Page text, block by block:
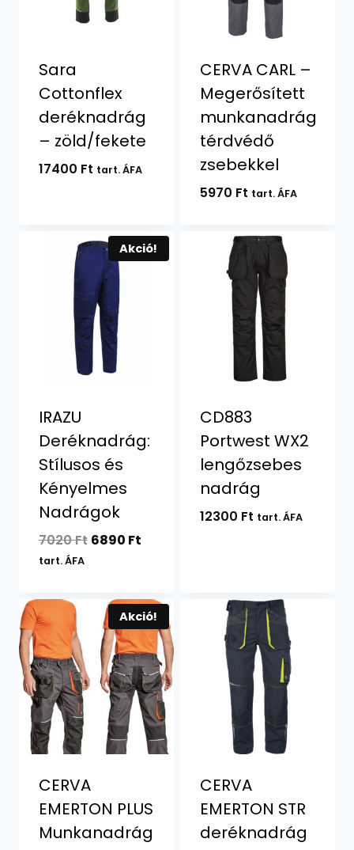
Sara
Cottonflex
deréknadrág
– zöld/fekete
17400 Ft tart. ÁFA
CERVA CARL –
Megerősített
munkanadrág
térdvédő
zsebekkel
5970 Ft tart. ÁFA
Akció!
IRAZU
Deréknadrág:
Stílusos és
Kényelmes
Nadrágok
7020Ft Original
7020 Ft.
6890 FtCurrent
6890 Ft.
tart. ÁFA
CD883
Portwest WX2
lengőzsebes
nadrág
12300 Ft tart. ÁFA
Akció!
CERVA
EMERTON PLUS
Munkanadrág
CERVA
EMERTON STR
deréknadrág